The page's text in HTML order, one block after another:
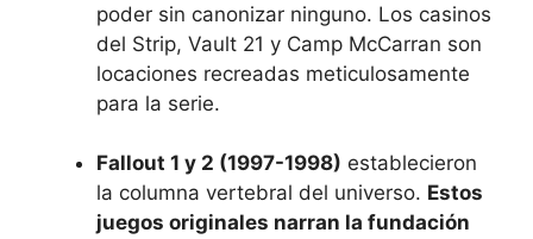
poder sin canonizar ninguno. Los casinos
del Strip, Vault 21 y Camp McCarran son
locaciones recreadas meticulosamente
para la serie.
Fallout 1 y 2 (1997-1998) establecieron
la columna vertebral del universo. Estos
juegos originales narran la fundación